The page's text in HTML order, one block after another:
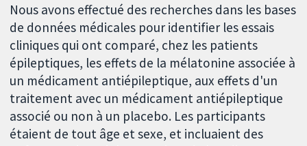
Nous avons effectué des recherches dans les bases
de données médicales pour identifier les essais
cliniques qui ont comparé, chez les patients
épileptiques, les effets de la mélatonine associée à
un médicament antiépileptique, aux effets d'un
traitement avec un médicament antiépileptique
associé ou non à un placebo. Les participants
étaient de tout âge et sexe, et incluaient des